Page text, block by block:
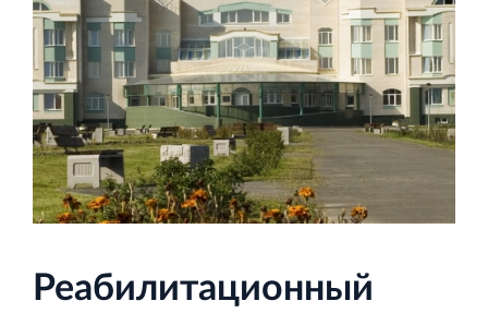
Финансово‐промышленная группа РОССТРО
Аренда недвижимости в Санкт‐Петербурге
и Ленинградской области
Строительная система ROSSTRO‐VELOX
Несъёмная опалубка из щепоцементных плит
Реабилитационный